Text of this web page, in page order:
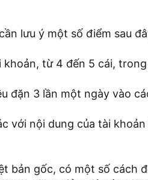
lưu ý một số điểm sau
từ 4 đến 5 cái,
đặn 3 lần một ngày vào
với nội dung của tài
bản gốc, có một số cách